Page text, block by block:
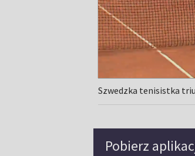
Szwedzka tenisistka
Pobierz